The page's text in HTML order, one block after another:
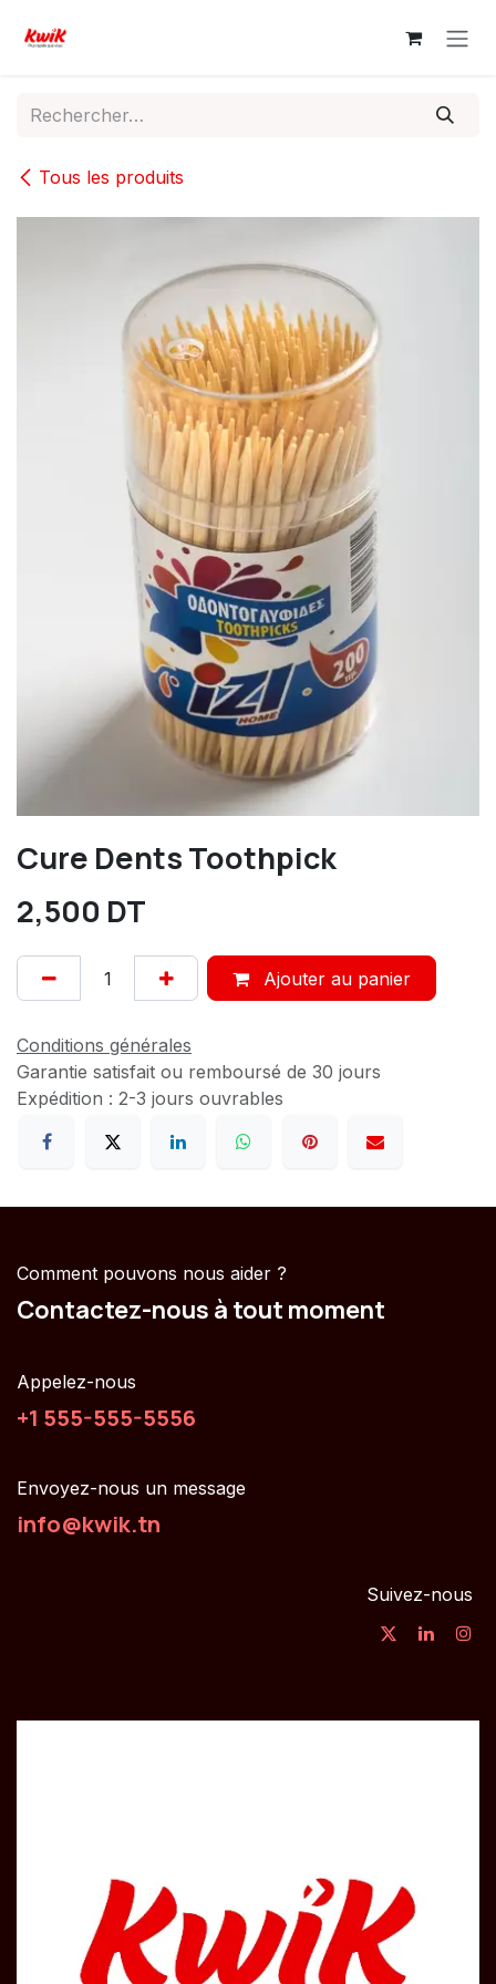
Tous les produits
Cure Dents Toothpick
2,500 DT
Ajouter au panier
Conditions générales
Garantie satisfait ou remboursé de 30 jours
Expédition : 2-3 jours ouvrables
Comment pouvons nous aider ?
Contactez-nous à tout moment
Appelez-nous
+1 555-555-5556
Envoyez-nous un message
info@kwik.tn
Suivez-nous